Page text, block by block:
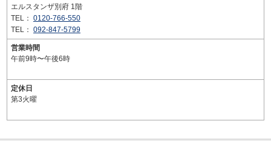
エルスタンザ別府 1階
TEL： 0120-766-550
TEL： 092-847-5799
営業時間
午前9時〜午後6時
定休日
第3火曜